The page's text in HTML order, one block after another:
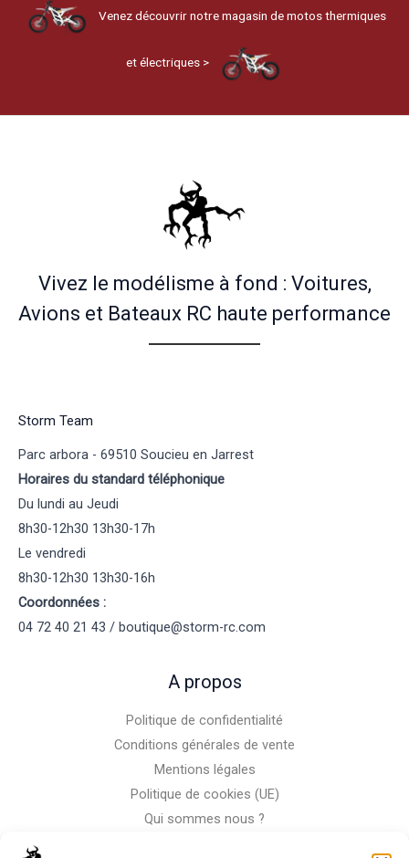
Venez découvrir notre magasin de motos thermiques
et électriques >
Vivez le modélisme à fond : Voitures,
Avions et Bateaux RC haute performance
Storm Team
Parc arbora - 69510 Soucieu en Jarrest
Horaires du standard téléphonique
Du lundi au Jeudi
8h30-12h30 13h30-17h
Le vendredi
8h30-12h30 13h30-16h
Coordonnées :
04 72 40 21 43 / boutique@storm-rc.com
A propos
Politique de confidentialité
Conditions générales de vente
Mentions légales
Politique de cookies (UE)
Qui sommes nous ?